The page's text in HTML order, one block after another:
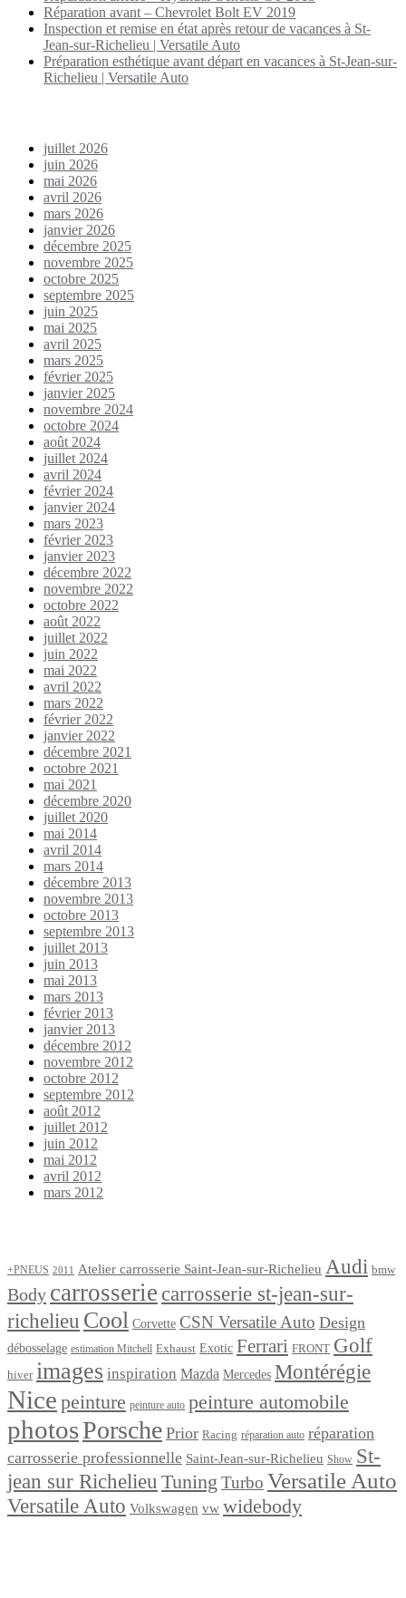
Réparation avant – Chevrolet Bolt EV 2019
Inspection et remise en état après retour de vacances à St-
Jean-sur-Richelieu | Versatile Auto
Préparation esthétique avant départ en vacances à St-Jean-sur-
Richelieu | Versatile Auto
juillet 2026
juin 2026
mai 2026
avril 2026
mars 2026
janvier 2026
décembre 2025
novembre 2025
octobre 2025
septembre 2025
juin 2025
mai 2025
avril 2025
mars 2025
février 2025
janvier 2025
novembre 2024
octobre 2024
août 2024
juillet 2024
avril 2024
février 2024
janvier 2024
mars 2023
février 2023
janvier 2023
décembre 2022
novembre 2022
octobre 2022
août 2022
juillet 2022
juin 2022
mai 2022
avril 2022
mars 2022
février 2022
janvier 2022
décembre 2021
octobre 2021
mai 2021
décembre 2020
juillet 2020
mai 2014
avril 2014
mars 2014
décembre 2013
novembre 2013
octobre 2013
septembre 2013
juillet 2013
juin 2013
mai 2013
mars 2013
février 2013
janvier 2013
décembre 2012
novembre 2012
octobre 2012
septembre 2012
août 2012
juillet 2012
juin 2012
mai 2012
avril 2012
mars 2012
+PNEUS 2011 Atelier carrosserie Saint-Jean-sur-Richelieu Audi bmw
Body carrosserie carrosserie st-jean-sur-
richelieu Cool Corvette CSN Versatile Auto Design
débosselage estimation Mitchell Exhaust Exotic Ferrari FRONT Golf
hiver images inspiration Mazda Mercedes Montérégie
Nice peinture peinture auto peinture automobile
photosPorsche Prior Racing réparation auto réparation
carrosserie professionnelle Saint-Jean-sur-Richelieu Show St-
jean sur Richelieu Tuning Turbo Versatile Auto
Versatile Auto Volkswagen vw widebody